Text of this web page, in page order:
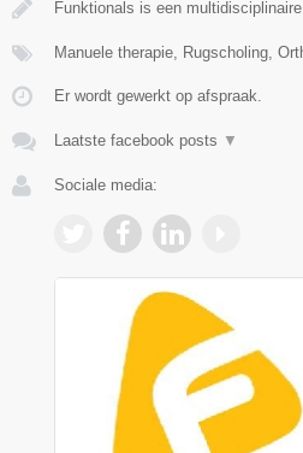
Funktionals is een
Manuele therapie, Rugscholing,
Er wordt gewerkt op afspraak.
Laatste facebook posts ▼
Sociale media: